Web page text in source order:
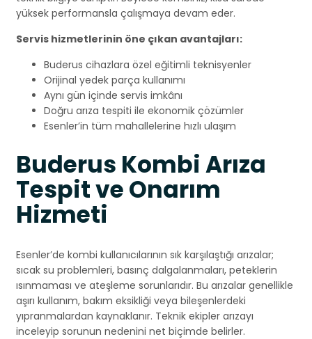
yüksek performansla çalışmaya devam eder.
Servis hizmetlerinin öne çıkan avantajları:
Buderus cihazlara özel eğitimli teknisyenler
Orijinal yedek parça kullanımı
Aynı gün içinde servis imkânı
Doğru arıza tespiti ile ekonomik çözümler
Esenler’in tüm mahallelerine hızlı ulaşım
Buderus Kombi Arıza
Tespit ve Onarım
Hizmeti
Esenler’de kombi kullanıcılarının sık karşılaştığı arızalar;
sıcak su problemleri, basınç dalgalanmaları, peteklerin
ısınmaması ve ateşleme sorunlarıdır. Bu arızalar genellikle
aşırı kullanım, bakım eksikliği veya bileşenlerdeki
yıpranmalardan kaynaklanır. Teknik ekipler arızayı
inceleyip sorunun nedenini net biçimde belirler.